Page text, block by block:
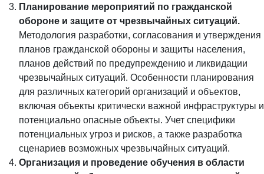
Планирование мероприятий по гражданской
обороне и защите от чрезвычайных ситуаций.
Методология разработки, согласования и утверждения
планов гражданской обороны и защиты населения,
планов действий по предупреждению и ликвидации
чрезвычайных ситуаций. Особенности планирования
для различных категорий организаций и объектов,
включая объекты критически важной инфраструктуры и
потенциально опасные объекты. Учет специфики
потенциальных угроз и рисков, а также разработка
сценариев возможных чрезвычайных ситуаций.
Организация и проведение обучения в области